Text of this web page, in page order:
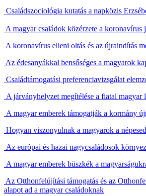
Családszociológia kutatás a napközis
A magyar családok közérzete a koronavírus
A koronavírus elleni oltás és az újraindítás
Az édesanyákkal bensőséges a magyarok
Családtámogatási preferenciavizsgálat
A járványhelyzet megítélése a fiatal magyar
A magyar emberek támogatják a kormány
Hogyan viszonyulnak a magyarok a
Az európai és hazai nagycsaládosok
A magyar emberek büszkék a
Az Otthonfelújítási támogatás és az
alapot ad a magyar családoknak